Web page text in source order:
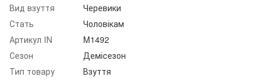
Вид взуття
Черевики
Стать
Чоловікам
Артикул IN
M1492
Сезон
Демісезон
Тип товару
Взуття